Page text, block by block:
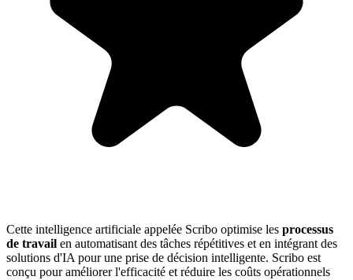
Cette intelligence artificiale appelée Scribo optimise les processus
de travail en automatisant des tâches répétitives et en intégrant des
solutions d'IA pour une prise de décision intelligente. Scribo est
conçu pour améliorer l'efficacité et réduire les coûts opérationnels